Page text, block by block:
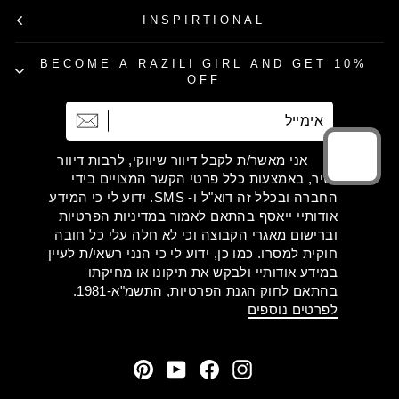
INSPIRTIONAL
BECOME A RAZILI GIRL AND GET 10%
OFF
אני מאשר/ת לקבל דיוור שיווקי, לרבות דיוור
ישיר, באמצעות כלל פרטי הקשר המצויים בידי
החברה ובכלל זה דוא"ל ו- SMS. ידוע לי כי המידע
אודותיי ייאסף בהתאם לאמור במדיניות הפרטיות
וברישום מאגרי הקבוצה וכי לא חלה עלי כל חובה
חוקית למסרו. כמו כן, ידוע לי כי הנני רשאי/ת לעיין
במידע אודותיי ולבקש את תיקונו או מחיקתו
בהתאם לחוק הגנת הפרטיות, התשמ"א-1981.
לפרטים נוספים
Instagram
Facebook
YouTube
Pinterest